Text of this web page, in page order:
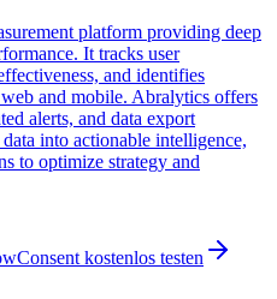
platform providing deep
It tracks user
and identifies
and mobile. Abralytics offers
alerts, and data export
into actionable intelligence,
to optimize strategy and
kostenlos testen